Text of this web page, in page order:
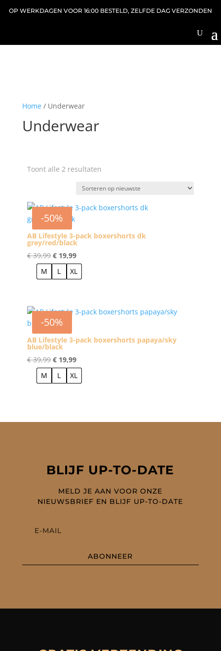
OP WERKDAGEN VOOR 16:00 BESTELD, ZELFDE DAG VERZONDEN
Home/ Underwear
Underwear
Toont alle 2 resultatenGesorteerd
nieuwste
-50%
AB Lifestyle 3-pack boxershorts dk
grey/red/black
€39,99 Oorspronkelijke
prijs
was:
€19,99Huidige
prijs
is:
M L XL
-50%
AB Lifestyle 3-pack boxershorts papaya/sky
blue/black
€39,99 Oorspronkelijke
prijs
was:
€19,99Huidige
prijs
is:
M L XL
BLIJF UP-TO-DATE
MELD JE AAN VOOR ONZE
NIEUWSBRIEF EN BLIJF UP-TO-DATE
ABONNEER